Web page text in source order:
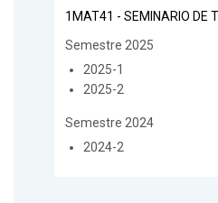
1MAT41 - SEMINARIO DE
Semestre 2025
2025-1
2025-2
Semestre 2024
2024-2